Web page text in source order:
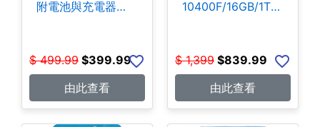
附電池與充電器
$ 499.99 $399.99
由此查看
10400F/16GB/1TB
$ 1,399 $839.99
由此查看